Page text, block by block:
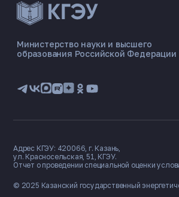
ЭНЕРГОКОД — ПОМОЩНИК
📋 Приёмная
🏠 Общежитие
Министерство науки и высшего
образования Российской Федерации
© 2025 Казанский государственный
Адрес КГЭУ: 420066, г. Казань,
ул. Красносельская, 51, КГЭУ.
Отчет о проведении специальной оценки